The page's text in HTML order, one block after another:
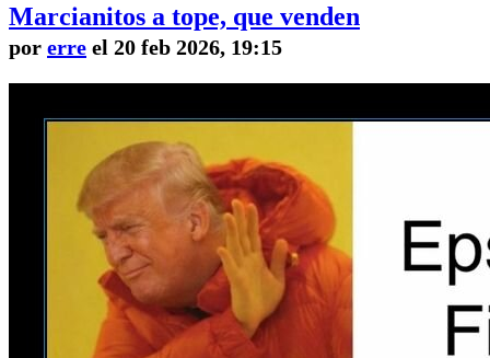
Marcianitos a tope, que venden
por erre el 20 feb 2026, 19:15